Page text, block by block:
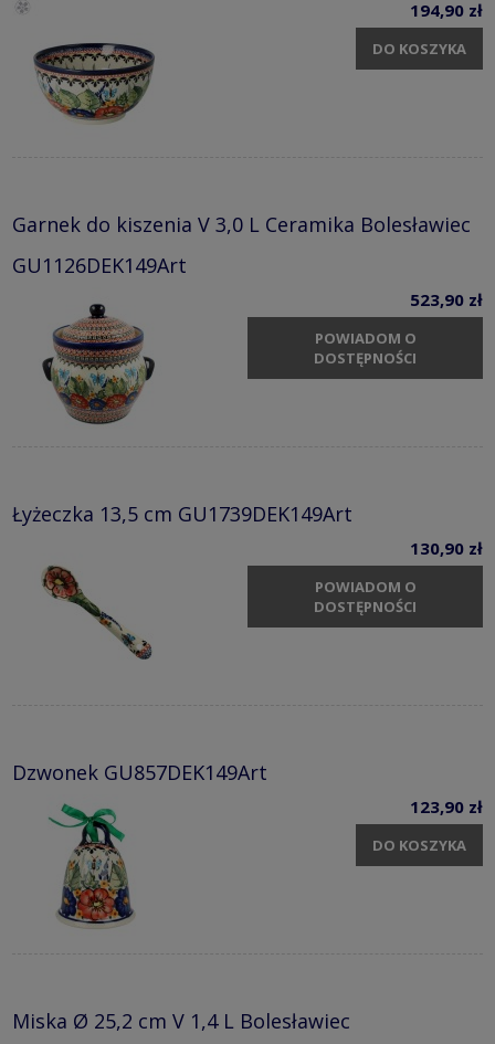
194,90 zł
DO KOSZYKA
Garnek do kiszenia V 3,0 L Ceramika Bolesławiec
GU1126DEK149Art
523,90 zł
POWIADOM O
DOSTĘPNOŚCI
Łyżeczka 13,5 cm GU1739DEK149Art
130,90 zł
POWIADOM O
DOSTĘPNOŚCI
Dzwonek GU857DEK149Art
123,90 zł
DO KOSZYKA
Miska Ø 25,2 cm V 1,4 L Bolesławiec